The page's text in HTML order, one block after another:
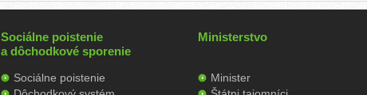
Sociálne poistenie
a dôchodkové sporenie
Sociálne poistenie
Ministerstvo
Minister